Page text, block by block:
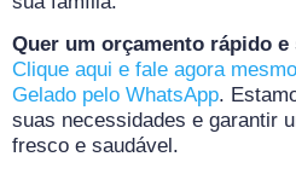
Quer um orçamento rápido
Clique aqui e fale agora
Gelado pelo WhatsApp.
suas necessidades e garantir
fresco e saudável.